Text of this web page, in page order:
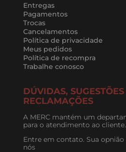
Entregas
Pagamentos
Trocas
Cancelamentos
Política de privacidade
Meus pedidos
Política de recompra
Trabalhe conosco
DÚVIDAS,
RECLAMAÇÕES
A MERC mantém um
para o atendimento ao cliente.
Entre em contato. Sua
nós